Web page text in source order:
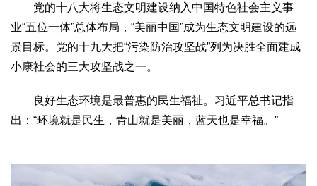
党的十八大将生态文明建设纳入中国特色社会主义事
业“五位一体”总体布局，“美丽中国”成为生态文明建设的远
景目标。党的十九大把“污染防治攻坚战”列为决胜全面建成
小康社会的三大攻坚战之一。
良好生态环境是最普惠的民生福祉。习近平总书记指
出：“环境就是民生，青山就是美丽，蓝天也是幸福。”